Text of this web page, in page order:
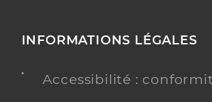
INFORMATIONS LÉGALES
Accessibilité :